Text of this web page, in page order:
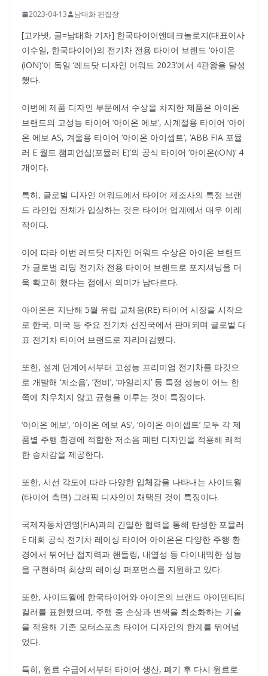
2023-04-13 남태화 편집장
[고카넷, 글=남태화 기자] 한국타이어앤테크놀로지(대표이사
이수일, 한국타이어)의 전기차 전용 타이어 브랜드 ‘아이온
(iON)’이 독일 ‘레드닷 디자인 어워드 2023’에서 4관왕을 달성
했다.
이번에 제품 디자인 부문에서 수상을 차지한 제품은 아이온
브랜드의 고성능 타이어 ‘아이온 에보’, 사계절용 타이어 ‘아이
온 에보 AS, 겨울용 타이어 ‘아이온 아이셉트’, ‘ABB FIA 포뮬
러 E 월드 챔피언십(포뮬러 E)’의 공식 타이어 ‘아이온(iON)’ 4
개이다.
특히, 글로벌 디자인 어워드에서 타이어 제조사의 특정 브랜
드 라인업 전체가 입상하는 것은 타이어 업계에서 매우 이례
적이다.
이에 따라 이번 레드닷 디자인 어워드 수상은 아이온 브랜드
가 글로벌 리딩 전기차 전용 타이어 브랜드로 포지셔닝을 더
욱 확고히 했다는 점에서 의미가 남다르다.
아이온은 지난해 5월 유럽 교체용(RE) 타이어 시장을 시작으
로 한국, 미국 등 주요 전기차 선진국에서 판매되며 글로벌 대
표 전기차 타이어 브랜드로 자리매김했다.
또한, 설계 단계에서부터 고성능 프리미엄 전기차를 타깃으
로 개발해 ‘저소음’, ‘전비’, ‘마일리지’ 등 특정 성능이 어느 한
쪽에 치우치지 않고 균형을 이루는 것이 특징이다.
‘아이온 에보’, ‘아이온 에보 AS’, ‘아이온 아이셉트’ 모두 각 제
품별 주행 환경에 적합한 저소음 패턴 디자인을 적용해 쾌적
한 승차감을 제공한다.
또한, 시선 각도에 따라 다양한 입체감을 나타내는 사이드월
(타이어 측면) 그래픽 디자인이 채택된 것이 특징이다.
국제자동차연맹(FIA)과의 긴밀한 협력을 통해 탄생한 포뮬러
E 대회 공식 전기차 레이싱 타이어 아이온은 다양한 주행 환
경에서 뛰어난 접지력과 핸들링, 내열성 등 다이내믹한 성능
을 구현하며 최상의 레이싱 퍼포먼스를 지원하고 있다.
또한, 사이드월에 한국타이어와 아이온의 브랜드 아이덴티티
컬러를 표현했으며, 주행 중 손상과 변색을 최소화하는 기술
을 적용해 기존 모터스포츠 타이어 디자인의 한계를 뛰어넘
었다.
특히, 원료 수급에서부터 타이어 생산, 폐기 후 다시 원료로